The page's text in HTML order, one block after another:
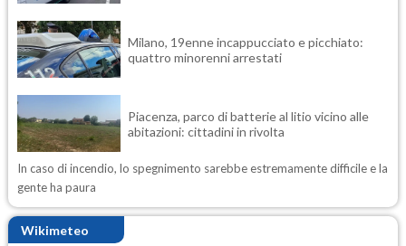
Milano, 19enne incappucciato e picchiato:
quattro minorenni arrestati
Piacenza, parco di batterie al litio vicino alle
abitazioni: cittadini in rivolta
In caso di incendio, lo spegnimento sarebbe estremamente difficile e la
gente ha paura
Wikimeteo